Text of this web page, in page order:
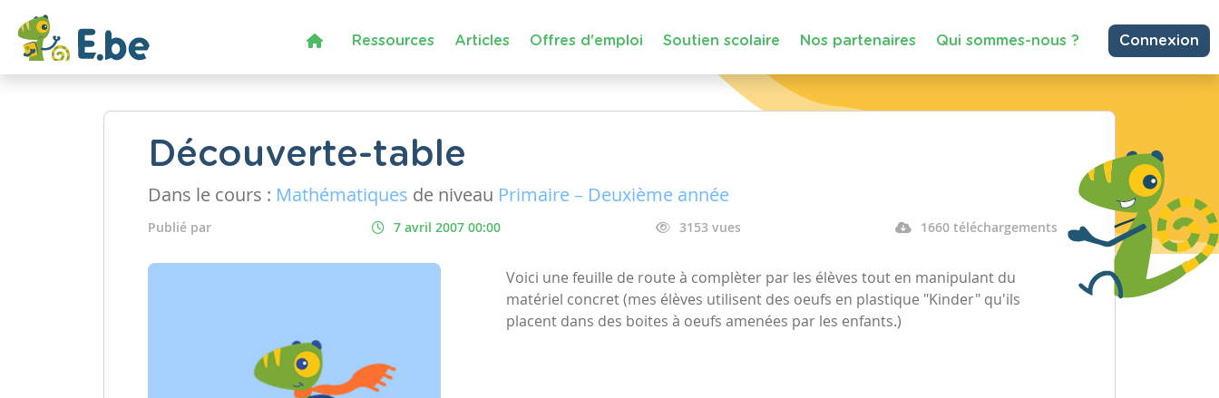
Ressources Articles Offres d'emploi Soutien scolaire Nos partenaires Qui sommes-nous ? Connexion
Découverte-table
Dans le cours : Mathématiques de niveau Primaire – Deuxième année
Publié par 7 avril 2007 00:00 3153 vues 1660 téléchargements
Voici une feuille de route à complèter par les élèves tout en manipulant du
matériel concret (mes élèves utilisent des oeufs en plastique "Kinder" qu'ils
placent dans des boites à oeufs amenées par les enfants.)